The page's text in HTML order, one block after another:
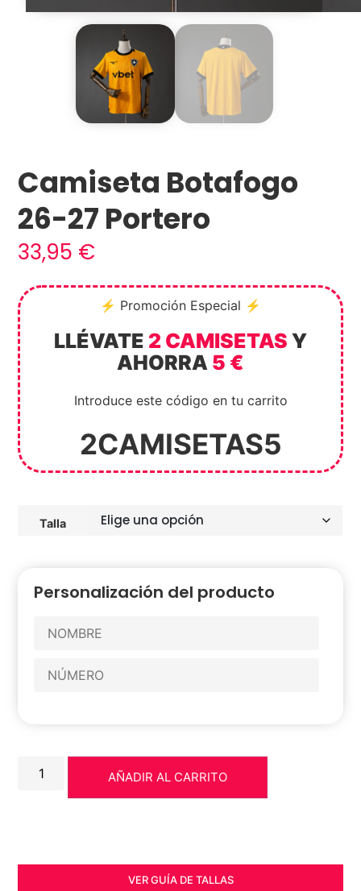
Camiseta Botafogo
26-27 Portero
33,95 €
⚡ Promoción Especial ⚡
LLÉVATE 2 CAMISETAS Y
AHORRA 5 €
Introduce este código en tu carrito
2CAMISETAS5
Talla
Personalización del producto
AÑADIR AL CARRITO
VER GUÍA DE TALLAS